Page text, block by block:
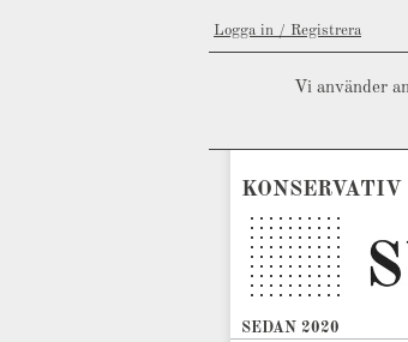
Logga in / Registrera
Vi använder
SEDAN 2020